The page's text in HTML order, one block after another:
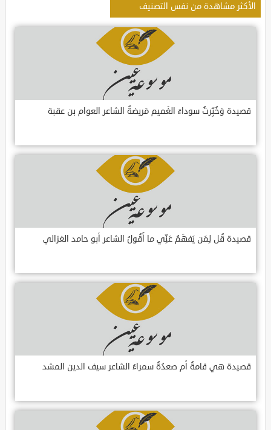
الأكثر مشاهدة من نفس التصنيف
قصيدة وَخُبِّرتُ سوداءَ الغَميم مَريضةٌ الشاعر العوام بن عقبة
قصيدة قُل لِمَن يَفهَمُ عَنِّي ما أَقُولُ الشاعر أبو حامد الغزالي
قصيدة هي قامةُ أم صعدُةُ سمراءُ الشاعر سيف الدين المشد